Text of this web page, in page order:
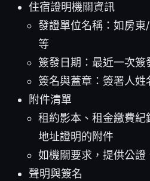
住宿證明機關資訊
發證單位名稱：如房
等
簽發日期：最近一次簽
簽名與蓋章：簽署人
附件清單
租約影本、租金繳費
地址證明的附件
如機關要求，提供公證
聲明與簽名